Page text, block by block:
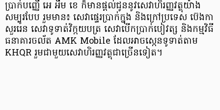
ប្រាក់បញ្ញើ អេ អឹម ខេ ក៏មានផ្តល់ជូននូវសេវាហិរញ្ញវត្ថុយ៉ាង
សម្បូរបែប រួមមាន៖ សេវាផ្ទេរប្រាក់ក្នុង និងក្រៅប្រទេស ប៊េងកា
សួររេន សេវាទូទាត់វិក្កយបត្រ សេវាបើកប្រាក់បៀវត្ស និងកម្មវិធី
ធនាគារចល័ត AMK Mobile ដែលអាចស្កេនទូទាត់តាម
KHQR រួមជាមួយសេវាហិរញ្ញវត្ថុជាច្រើនទៀត។